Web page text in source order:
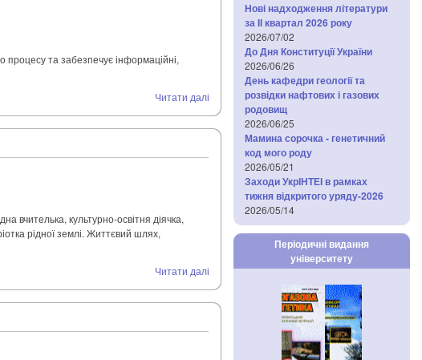
процесу та забезпечує інформаційні,
Читати далі
вчителька, культурно-освітня діячка,
рідної землі. Життєвий шлях,
Читати далі
Нові надходження літератури
за IІ квартал 2026 року
2026/07/02
До Дня Конституції України
2026/06/26
День кафедри геології та
розвідки нафтових і газових
родовищ
2026/06/25
Мамина сорочка - генетичний
код мого роду
2026/05/21
Заходи УкрІНТЕІ в рамках
тижня відкритого уряду-2026
2026/05/14
Періодичні видання
університету